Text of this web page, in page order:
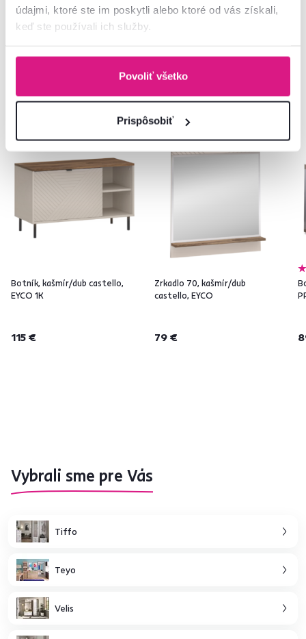
údajmi, ktoré ste im poskytli alebo ktoré od vás získali,
keď ste používali ich služby.
Povoliť všetko
Prispôsobiť
Často kupované spolu
Botník, kašmír/dub castello,
EYCO 1K
115 €
Novinka
Zrkadlo 70, kašmír/dub
castello, EYCO
79 €
Vybrali sme pre Vás
Tiffo
Teyo
Velis